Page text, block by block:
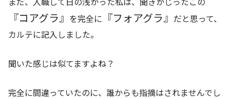
『コアグラ』 を完全に 『フォアグラ』 だと思って、
カルテに記入しました。
聞いた感じは似てますよね？
完全に間違っていたのに、誰からも指摘はされませんでし